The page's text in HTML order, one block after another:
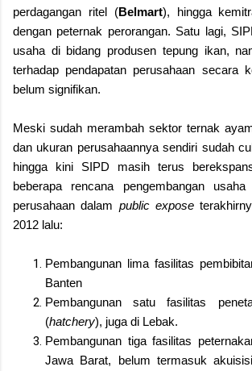
perdagangan ritel (Belmart), hingga
dengan peternak perorangan. Satu lagi,
usaha di bidang produsen tepung ikan,
terhadap pendapatan perusahaan secara
belum signifikan.
Meski sudah merambah sektor ternak
dan ukuran perusahaannya sendiri sudah
hingga kini SIPD masih terus
beberapa rencana pengembangan
perusahaan dalam public expose
2012 lalu:
Pembangunan lima fasilitas
Banten
Pembangunan satu fasilitas
(hatchery), juga di Lebak.
Pembangunan tiga fasilitas
Jawa Barat, belum termasuk